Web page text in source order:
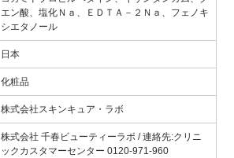
エン酸、塩化Ｎａ、ＥＤＴＡ－２Ｎａ、フェノキ
シエタノール
日本
化粧品
株式会社スキンキュア・ラボ
株式会社 千春ビューティーラボ / 連絡先:クリニ
ックカスタマーセンター 0120-971-960